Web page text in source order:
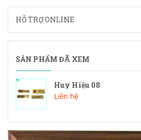
HỖ TRỢ ONLINE
SẢN PHẨM ĐÃ XEM
Huy Hiệu 08
Liên hệ